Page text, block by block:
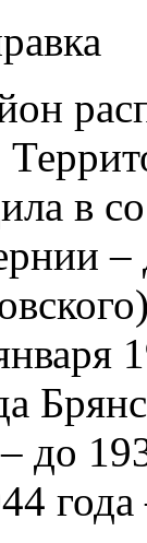
в
до
года